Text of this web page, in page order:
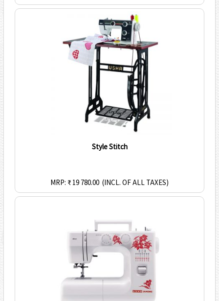
Style Stitch
MRP: ₹ 19 780.00 (INCL. OF ALL TAXES)